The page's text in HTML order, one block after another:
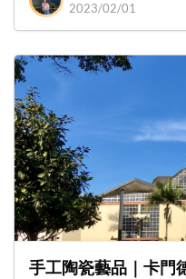
2023/02/01
手工陶瓷藝品｜卡門